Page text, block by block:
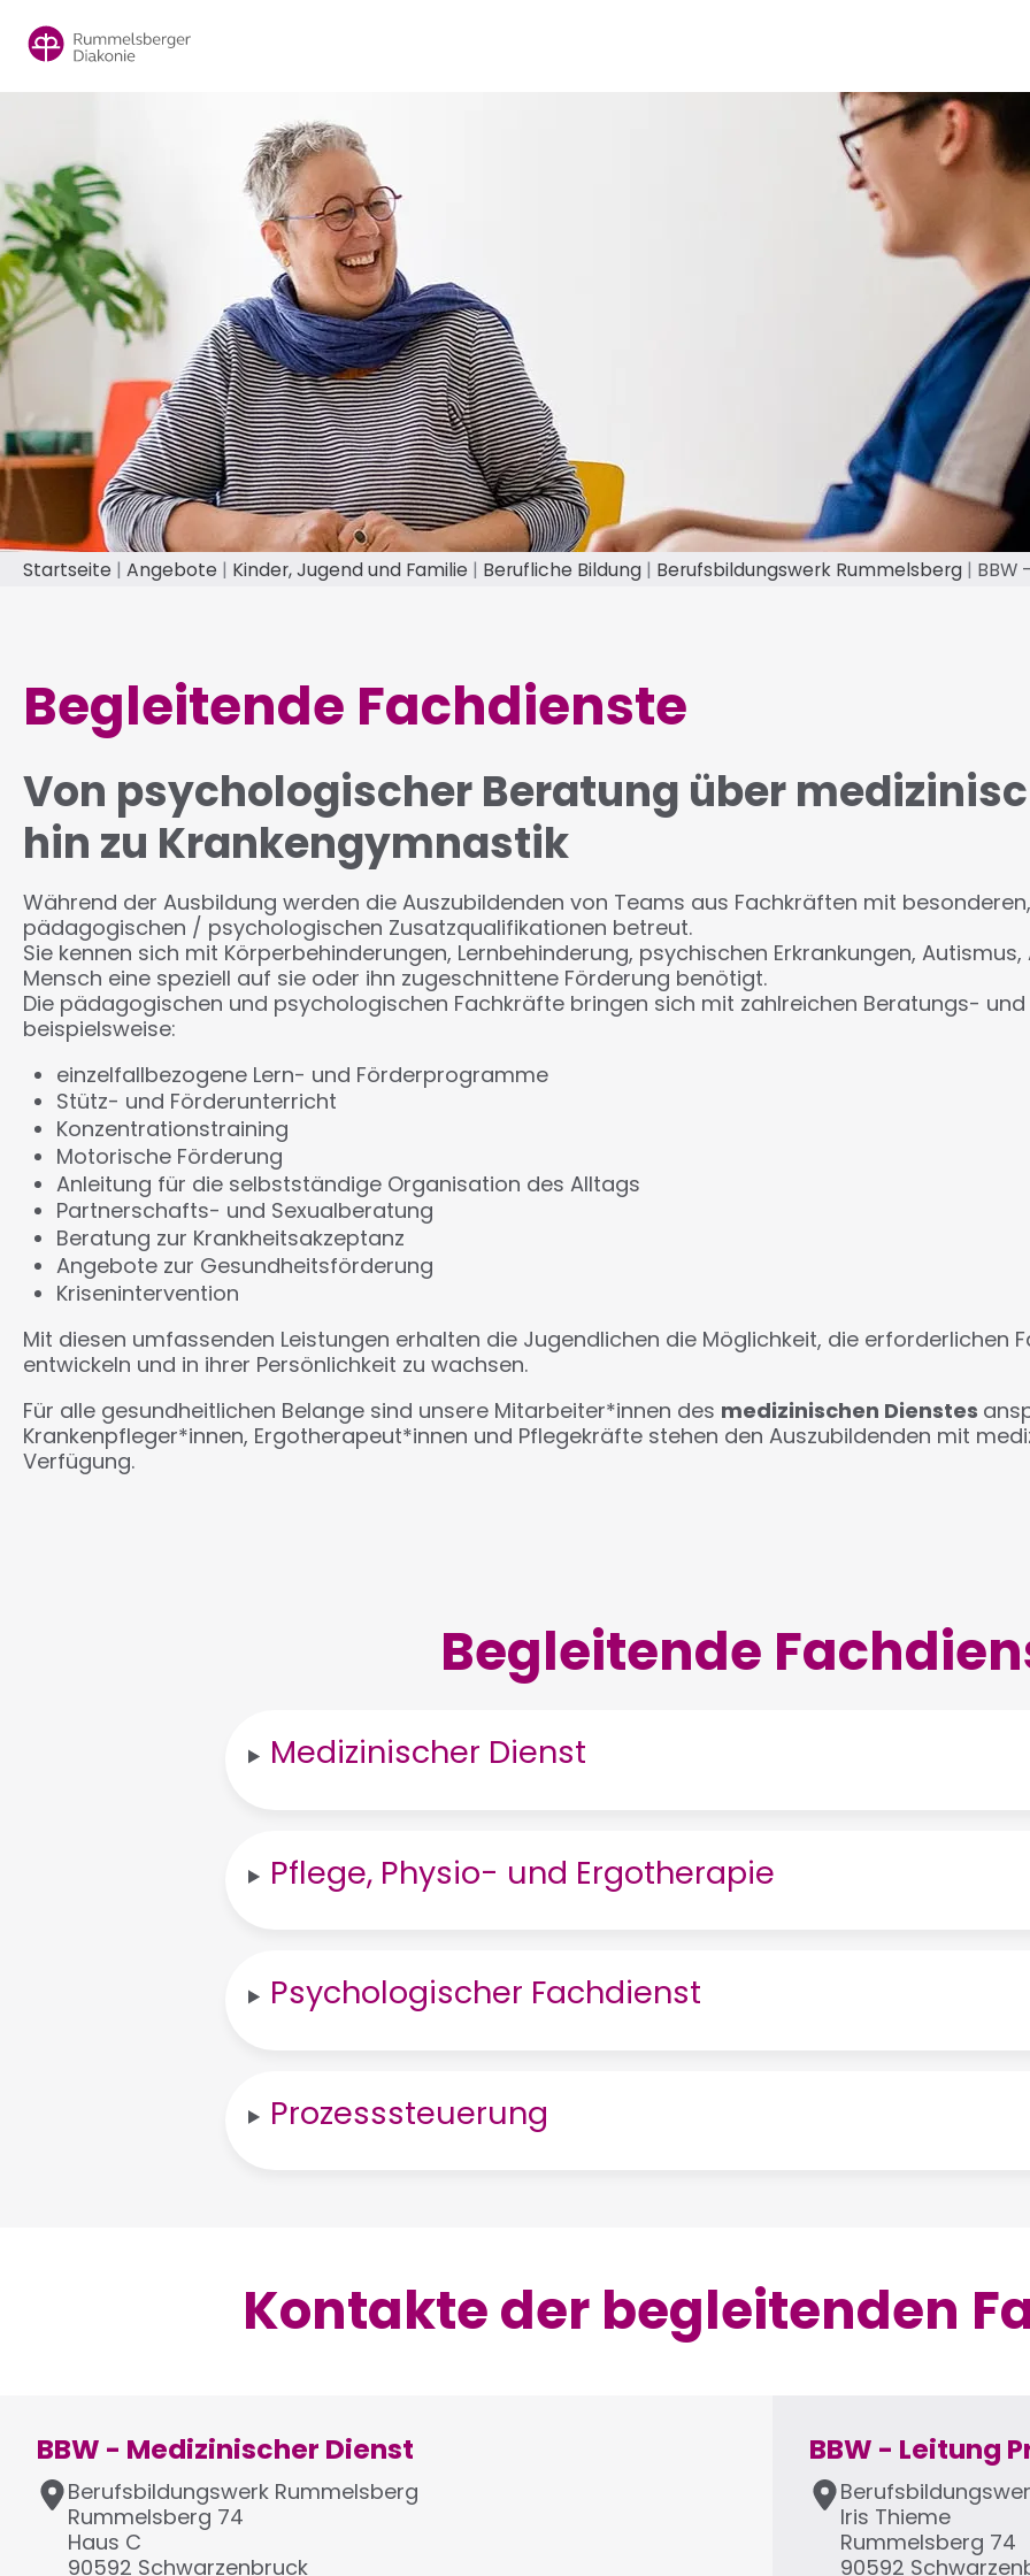
zum
Inhalt
Startseite Angebote Kinder, Jugend und Familie Berufliche Bildung Berufsbildungswerk Rummelsberg BBW
Begleitende Fachdienste
Von psychologischer Beratung über
hin zu Krankengymnastik
Während der Ausbildung werden die Auszubildenden von Teams aus Fachkräften mit
pädagogischen / psychologischen Zusatzqualifikationen betreut.
Sie kennen sich mit Körperbehinderungen, Lernbehinderung, psychischen Erkrankungen,
Mensch eine speziell auf sie oder ihn zugeschnittene Förderung benötigt.
Die pädagogischen und psychologischen Fachkräfte bringen sich mit zahlreichen Beratungs-
beispielsweise:
einzelfallbezogene Lern- und Förderprogramme
Stütz- und Förderunterricht
Konzentrationstraining
Motorische Förderung
Anleitung für die selbstständige Organisation des Alltags
Partnerschafts- und Sexualberatung
Beratung zur Krankheitsakzeptanz
Angebote zur Gesundheitsförderung
Krisenintervention
Mit diesen umfassenden Leistungen erhalten die Jugendlichen die Möglichkeit, die erforderlichen
entwickeln und in ihrer Persönlichkeit zu wachsen.
Für alle gesundheitlichen Belange sind unsere Mitarbeiter*innen des medizinischen Dienstes
Krankenpfleger*innen, Ergotherapeut*innen und Pflegekräfte stehen den Auszubildenden mit
Verfügung.
Begleitende
Medizinischer Dienst
Pflege, Physio- und Ergotherapie
Psychologischer Fachdienst
Prozesssteuerung
Kontakte der begleitenden
BBW - Medizinischer Dienst
A
d
Berufsbildungswerk Rummelsberg
Rummelsberg 74
Haus C
90592 Schwarzenbruck
BBW - Leitung
A
d
Iris Thieme
Rummelsberg 74
90592